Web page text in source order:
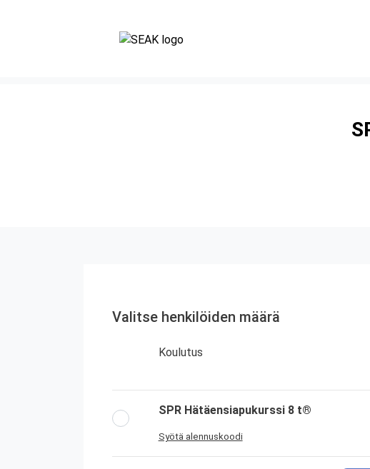
Valitse henkilöiden määrä
Koulutus
SPR Hätäensiapukurssi 8 t®
Syötä alennuskoodi